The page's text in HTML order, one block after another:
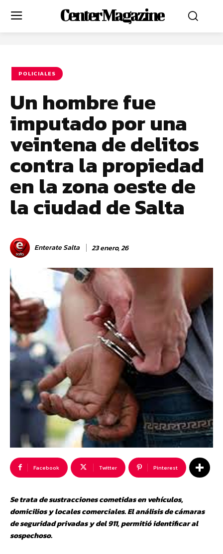
Center Magazine
POLICIALES
Un hombre fue
imputado por una
veintena de delitos
contra la propiedad
en la zona oeste de
la ciudad de Salta
Enterate Salta 23 enero, 26
Facebook Twitter Pinterest
Se trata de sustracciones cometidas en vehículos,
domicilios y locales comerciales. El análisis de cámaras
de seguridad privadas y del 911, permitió identificar al
sospechoso.